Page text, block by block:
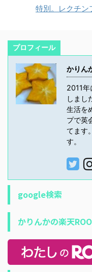
特別。レクチン
プロフィール
かりん
2011
しまし
生活を
プで英
てます
す。
google検索
かりんかの楽天